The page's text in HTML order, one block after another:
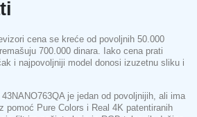
cena se kreće od povoljnih 50.000
700.000 dinara. Iako cena prati
i najpovoljniji model donosi izuzetnu sliku i
je jedan od povoljnijih, ali ima
pomoć Pure Colors i Real 4K patentiranih